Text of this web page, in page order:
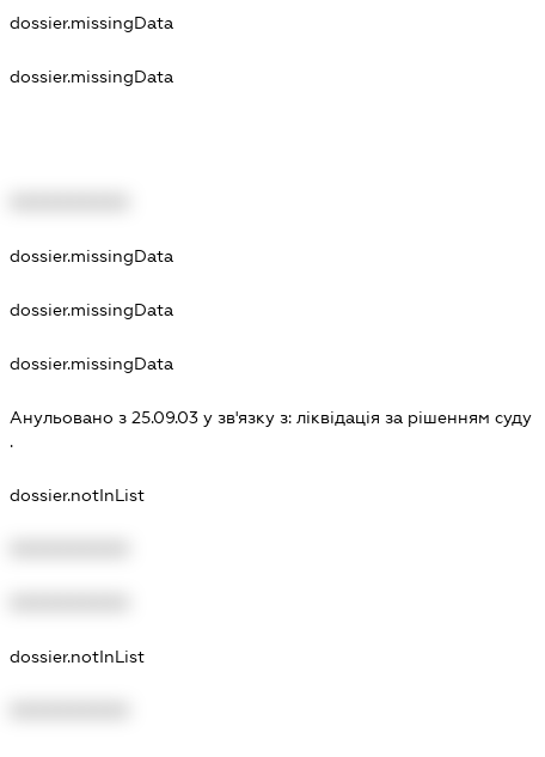
dossier.missingData
dossier.missingData
dossier.missingData
dossier.missingData
dossier.missingData
Анульовано з 25.09.03 у зв'язку з:лiквiдацiя за рiшенням суду
.
dossier.notInList
dossier.notInList